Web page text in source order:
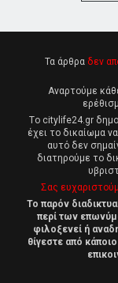
Τα άρθρα δεν
Αναρτούμε
Tο citylife24.gr
έχει το δικαίωμα
αυτό δεν
διατηρούμε το
Σας
Το παρόν
περί των
φιλοξενεί ή
θίγεστε από